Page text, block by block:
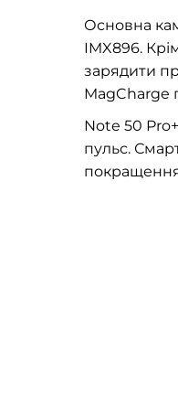
Основна
IMX896.
зарядити
MagCharge
Note 50
пульс.
покращення